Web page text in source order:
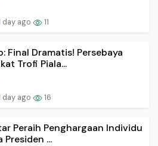
day ago 11
Final Dramatis! Persebaya
Trofi Piala...
day ago 16
Peraih Penghargaan Individu
Presiden ...